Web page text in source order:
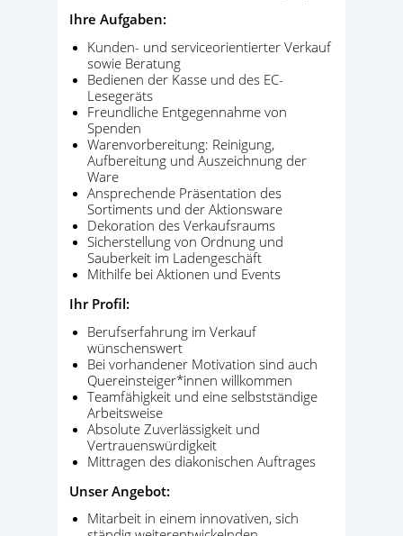
Ihre Aufgaben:
Kunden- und serviceorientierter Verkauf
sowie Beratung
Bedienen der Kasse und des EC-
Lesegeräts
Freundliche Entgegennahme von
Spenden
Warenvorbereitung: Reinigung,
Aufbereitung und Auszeichnung der
Ware
Ansprechende Präsentation des
Sortiments und der Aktionsware
Dekoration des Verkaufsraums
Sicherstellung von Ordnung und
Sauberkeit im Ladengeschäft
Mithilfe bei Aktionen und Events
Ihr Profil:
Berufserfahrung im Verkauf
wünschenswert
Bei vorhandener Motivation sind auch
Quereinsteiger*innen willkommen
Teamfähigkeit und eine selbstständige
Arbeitsweise
Absolute Zuverlässigkeit und
Vertrauenswürdigkeit
Mittragen des diakonischen Auftrages
Unser Angebot:
Mitarbeit in einem innovativen, sich